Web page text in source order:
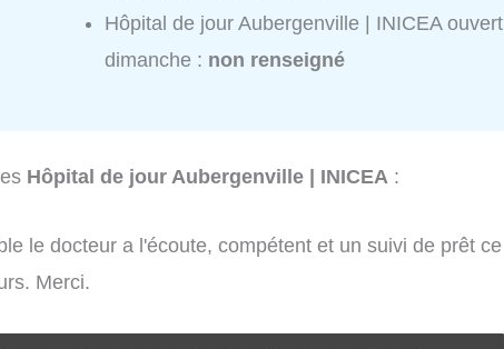
Hôpital de jour Aubergenville | INICEA ouvert
dimanche : non renseigné
Hôpital de jour Aubergenville | INICEA :
le docteur a l'écoute, compétent et un suivi de prêt ce
Merci.